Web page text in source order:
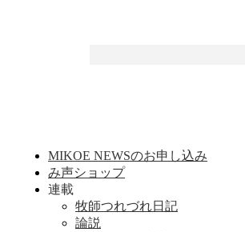
MIKOE NEWSのお申し込み
み声ショップ
連載
牧師つれづれ日記
論説